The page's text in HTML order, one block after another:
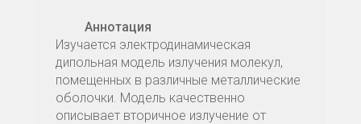
Аннотация
Изучается электродинамическая
дипольная модель излучения молекул,
помещенных в различные металлические
оболочки. Модель качественно
описывает вторичное излучение от